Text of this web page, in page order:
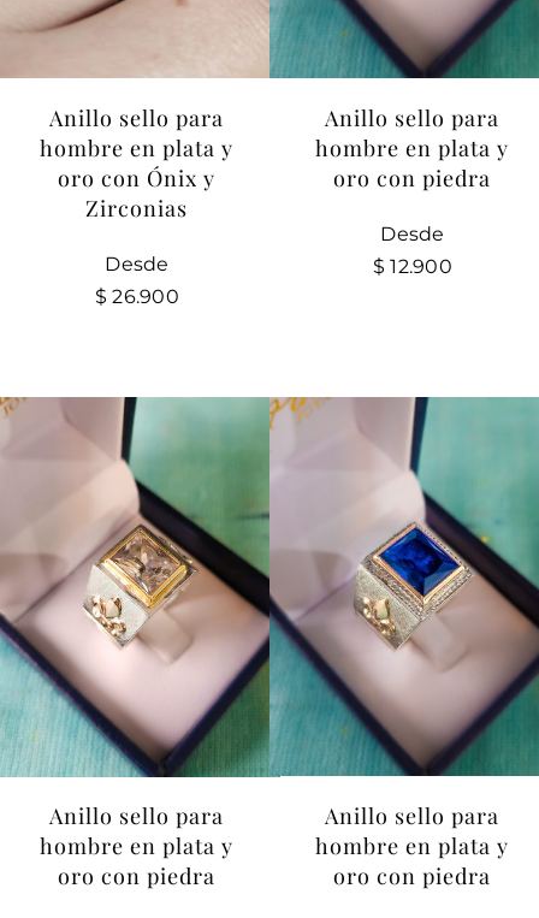
Anillo sello para
hombre en plata y
oro con Ónix y
Zirconias
Desde
$ 26.900
Anillo sello para
hombre en plata y
oro con piedra
Desde
$ 12.900
Anillo sello para
hombre en plata y
oro con piedra
Anillo sello para
hombre en plata y
oro con piedra